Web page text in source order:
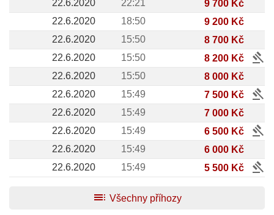
22.6.2020 22:21
9 700 Kč
22.6.2020
18:50
9 200 Kč
22.6.2020
15:50
8 700 Kč
22.6.2020
15:50 8 200 Kč gavel
22.6.2020 15:50
8 000 Kč
22.6.2020
15:49 7 500 Kč gavel
22.6.2020 15:49
7 000 Kč
22.6.2020
15:49 6 500 Kč gavel
22.6.2020 15:49
6 000 Kč
22.6.2020
15:49 5 500 Kč
gavel
toc Všechny příhozy